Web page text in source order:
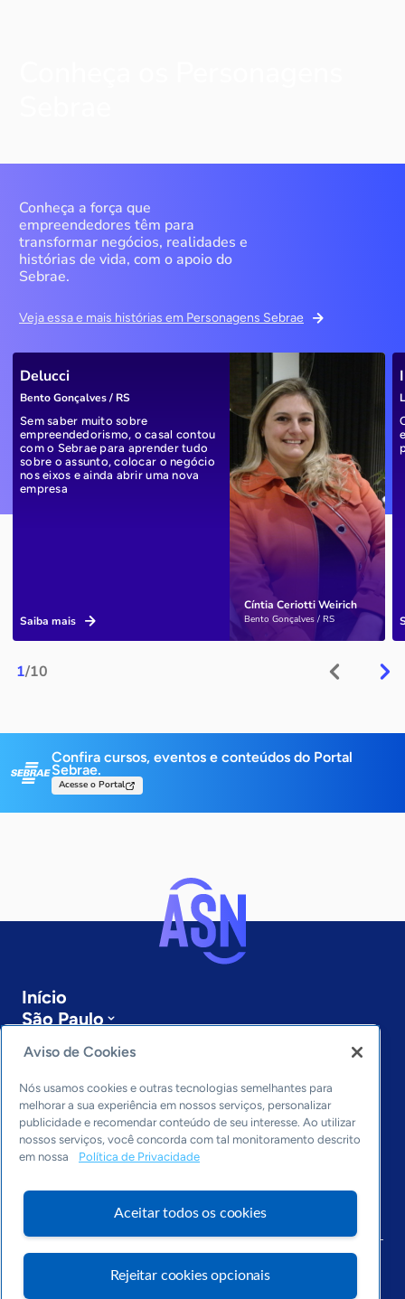
Conheça a força que
empreendedores têm para
transformar negócios, realidades e
histórias de vida, com o apoio do
Sebrae.
Veja essa e mais histórias em Personagens Sebrae
1/10
Cíntia Ceriotti Weirich
Bento Gonçalves / RS
Delucci
Bento Gonçalves / RS
Sem saber muito sobre
empreendedorismo, o casal contou
com o Sebrae para aprender tudo
sobre o assunto, colocar o negócio
nos eixos e ainda abrir uma nova
empresa
Saiba mais
Confira cursos, eventos e conteúdos do Portal
Sebrae.
Acesse o Portal
Início
São Paulo
Sobre a ASN
Últimas notícias
Entre em contato
Editorias
Economia & Política
Inovação & Tecnologia
Cultura empreendedora
Arquivo
Aviso de Cookies
Nós usamos cookies e outras tecnologias semelhantes para
melhorar a sua experiência em nossos serviços, personalizar
publicidade e recomendar conteúdo de seu interesse. Ao utilizar
nossos serviços, você concorda com tal monitoramento descrito
em nossa
Política de Privacidade
Aceitar todos os cookies
Rejeitar cookies opcionais